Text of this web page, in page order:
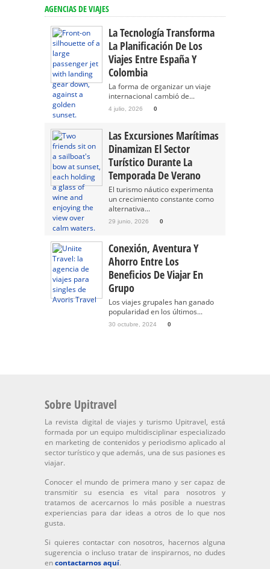
AGENCIAS DE VIAJES
La Tecnología Transforma
La Planificación De Los
Viajes Entre España Y
Colombia
La forma de organizar un viaje
internacional cambió de...
4 julio, 2026 0
Las Excursiones Marítimas
Dinamizan El Sector
Turístico Durante La
Temporada De Verano
El turismo náutico experimenta
un crecimiento constante como
alternativa...
29 junio, 2026 0
Conexión, Aventura Y
Ahorro Entre Los
Beneficios De Viajar En
Grupo
Los viajes grupales han ganado
popularidad en los últimos...
30 octubre, 2024 0
Sobre Upitravel
La revista digital de viajes y turismo Upitravel, está
formada por un equipo multidisciplinar especializado
en marketing de contenidos y periodismo aplicado al
sector turístico y que además, una de sus pasiones es
viajar.
Conocer el mundo de primera mano y ser capaz de
transmitir su esencia es vital para nosotros y
tratamos de acercarnos lo más posible a nuestras
experiencias para dar ideas a otros de lo que nos
gusta.
Si quieres contactar con nosotros, hacernos alguna
sugerencia o incluso tratar de inspirarnos, no dudes
encontactarnos aquí.